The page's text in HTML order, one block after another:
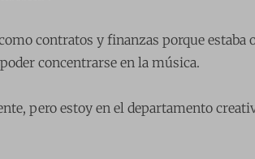
contratos y finanzas porque estaba
concentrarse en la música.
pero estoy en el departamento